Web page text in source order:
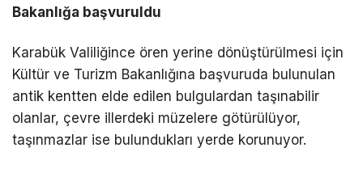
Bakanlığa başvuruldu
Karabük Valiliğince ören yerine dönüştürülmesi için
Kültür ve Turizm Bakanlığına başvuruda bulunulan
antik kentten elde edilen bulgulardan taşınabilir
olanlar, çevre illerdeki müzelere götürülüyor,
taşınmazlar ise bulundukları yerde korunuyor.